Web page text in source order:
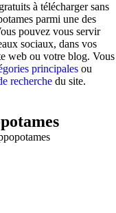
à télécharger sans
parmi une des
pouvez vous servir
sociaux, dans vos
web ou votre blog. Vous
principales ou
recherche du site.